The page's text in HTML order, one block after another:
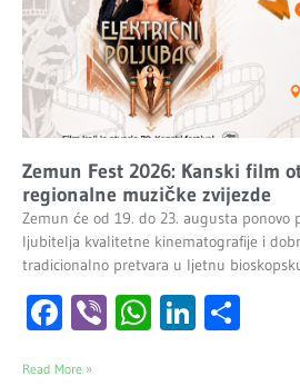
Zemun Fest 2026: Kanski film
regionalne muzičke zvijezde
Zemun će od 19. do 23. augusta ponovo
ljubitelja kvalitetne kinematografije i
tradicionalno pretvara u ljetnu
Facebook
ViberWhatsApp
Read More »